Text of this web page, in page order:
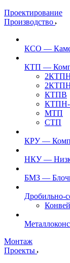
Проектирование
Производство
КСО —
КТП —
КТПВ
МТП
СТП
КРУ —
НКУ —
БМЗ —
Дробильно-
Монтаж
Проекты